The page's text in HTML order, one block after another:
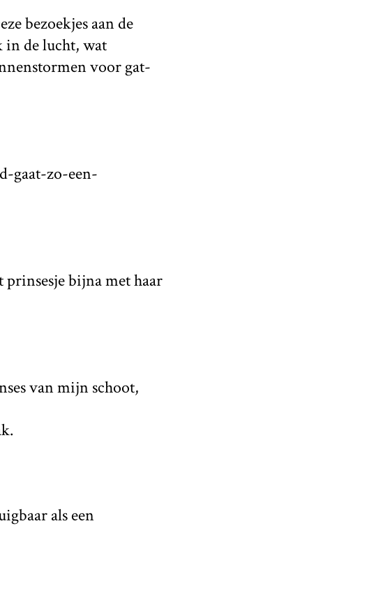
bezoekjes aan de
de lucht, wat
voor gat-
gaat-zo-een-
prinsesje bijna met haar
van mijn schoot,
als een